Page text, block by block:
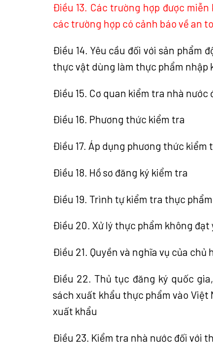
Điều 13. Các trường hợp được
các trường hợp có cảnh báo về an
Điều 14. Yêu cầu đối với sản phẩm
thực vật dùng làm thực phẩm nhập
Điều 15. Cơ quan kiểm tra nhà
Điều 16. Phương thức kiểm tra
Điều 17. Áp dụng phương thức kiểm
Điều 18. Hồ sơ đăng ký kiểm tra
Điều 19. Trình tự kiểm tra thực
Điều 20. Xử lý thực phẩm không
Điều 21. Quyền và nghĩa vụ của chủ
Điều 22. Thủ tục đăng ký quốc
sách xuất khẩu thực phẩm vào
xuất khẩu
Điều 23. Kiểm tra nhà nước đối với